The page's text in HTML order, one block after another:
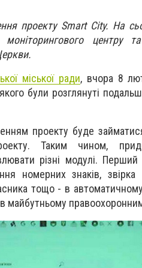
проекту Smart City. На
центру
міської ради, вчора 8
були розглянуті
проекту буде
Таким чином,
різні модулі.
номерних знаків,
тощо - в
майбутньому